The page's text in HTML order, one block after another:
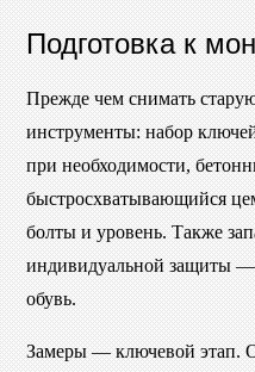
Подготовка к
Прежде чем снимать
инструменты: набор
при необходимости,
быстросхватывающийся
болты и уровень. Также
индивидуальной защиты —
обувь.
Замеры — ключевой этап.